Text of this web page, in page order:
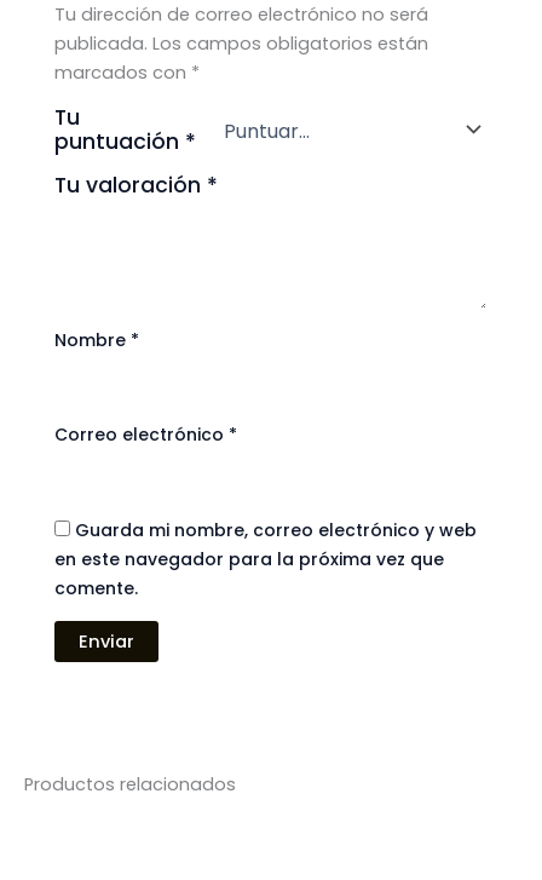
Tu dirección de correo electrónico no será
publicada. Los campos obligatorios están
marcados con *
Tu
puntuación *
Tu valoración *
Nombre *
Correo electrónico *
Guarda mi nombre, correo electrónico y web
en este navegador para la próxima vez que
comente.
Productos relacionados